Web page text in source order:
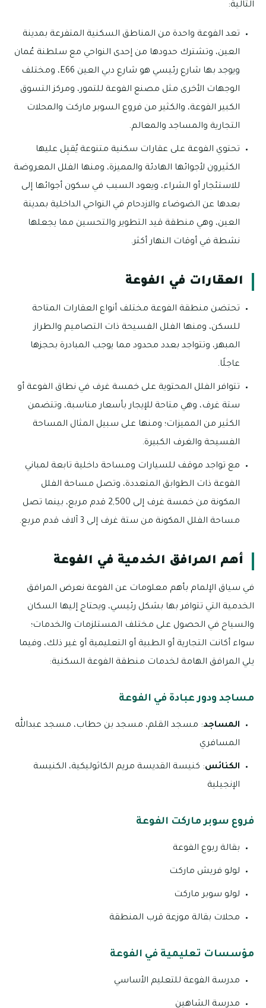
التالية:
تعد الفوعة واحدة من المناطق السكنية المتفرعة بمدينة
العين، وتشترك حدودها من إحدى النواحي مع سلطنة عُمان
ويوجد بها شارع رئيسي هو شارع دبي العين E66، ومختلف
الوجهات الأخرى مثل مصنع الفوعة للتمور، ومركز التسوق
الكبير الفوعة، والكثير من فروع السوبر ماركت والمحلات
التجارية والمساجد والمعالم.
تحتوي الفوعة على عقارات سكنية متنوعة يُقبِل عليها
الكثيرون لأجوائها الهادئة والمميزة، ومنها الفلل المعروضة
للاستئجار أو الشراء، ويعود السبب في سكون أجوائها إلى
بعدها عن الضوضاء والازدحام في النواحي الداخلية بمدينة
العين، وهي منطقة قيد التطوير والتحسين مما يجعلها
نشطة في أوقات النهار أكثر.
العقارات في الفوعة
تحتضن منطقة الفوعة مختلف أنواع العقارات المتاحة
للسكن، ومنها الفلل الفسيحة ذات التصاميم والطراز
المبهر، وتتواجد بعدد محدود مما يوجب المبادرة بحجزها
عاجلًا.
تتوافر الفلل المحتوية على خمسة غرف في نطاق الفوعة أو
ستة غرف، وهي متاحة للإيجار بأسعار مناسبة، وتتضمن
الكثير من المميزات؛ ومنها على سبيل المثال المساحة
الفسيحة والغرف الكبيرة.
مع تواجد موقف للسيارات ومساحة داخلية تابعة لمباني
الفوعة ذات الطوابق المتعددة، وتصل مساحة الفلل
المكونة من خمسة غرف إلى 2,500 قدم مربع، بينما تصل
مساحة الفلل المكونة من ستة غرف إلى 3 آلاف قدم مربع.
أهم المرافق الخدمية في الفوعة
في سياق الإلمام بأهم معلومات عن الفوعة نعرض المرافق
الخدمية التي تتوافر بها بشكل رئيسي، ويحتاج إليها السكان
والسياح في الحصول على مختلف المستلزمات والخدمات؛
سواء أكانت التجارية أو الطبية أو التعليمية أو غير ذلك، وفيما
يلي المرافق الهامة لخدمات منطقة الفوعة السكنية:
مساجد ودور عبادة في الفوعة
المساجد: مسجد القلم، مسجد بن حطاب، مسجد عبدالله
المسافري
الكنائس: كنيسة القديسة مريم الكاثوليكية، الكنيسة
الإنجيلية
فروع سوبر ماركت الفوعة
بقالة ربوع الفوعة
لولو فريش ماركت
لولو سوبر ماركت
محلات بقالة موزعة قرب المنطقة
مؤسسات تعليمية في الفوعة
مدرسة الفوعة للتعليم الأساسي
مدرسة الشاهين